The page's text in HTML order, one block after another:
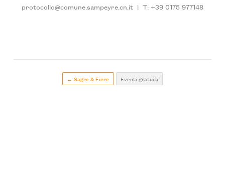
protocollo@comune.sampeyre.cn.it | T: +39 0175 977148
← Sagre & Fiere Eventi gratuiti